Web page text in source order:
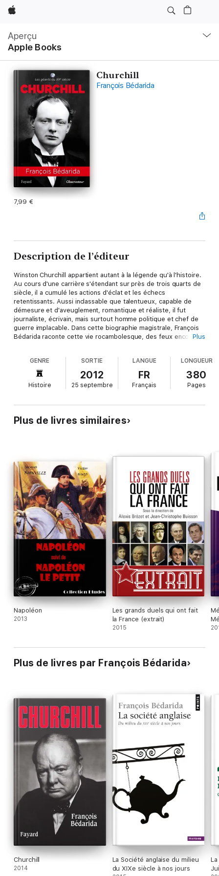
Apple
Aperçu
Apple Books
locale
Ouvrir
menu
Churchill
François Bédarida
7,99 €
Description de l’éditeur
Winston Churchill appartient autant à la légende qu'à l'histoire.
Au cours d'une carrière s'étendant sur près de trois quarts de
siècle, il a cumulé les actions d'éclat et les échecs
retentissants. Aussi inclassable que talentueux, capable de
démesure et d'aveuglement, romantique et réaliste, il fut
journaliste, écrivain, mais surtout homme politique et chef de
guerre implacable. Dans cette biographie magistrale, François
Bédarida raconte cette vie rocambolesque, des feux encore
Leur vie est un roman et ces romans ont changé le monde. Ils
sont dix géants de l'Histoire qui ont fait de leur combat la plus
palpitante des sagas. Ils ont façonné le XXe siècle et par là
Observateur se sont associés pour raconter leur histoire, qui a
fait l'Histoire, à travers les meilleures biographies réunies dans
cette collection : "les géants du XXe siècle". Essentiels pour
inédit de Laurent Joffrin.
Plus
GENRE
Histoire
SORTIE
2012
25 septembre
LANGUE
FR
Français
LONGUEUR
380
Pages
Plus de livres similaires
Napoléon
2013
Les grands duels qui ont fait
la France (extrait)
2015
Plus de livres par François Bédarida
Churchill
2014
La Société anglaise du milieu
du XIXe siècle à nos jours